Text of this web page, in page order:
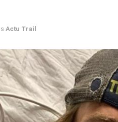
Actu Trail